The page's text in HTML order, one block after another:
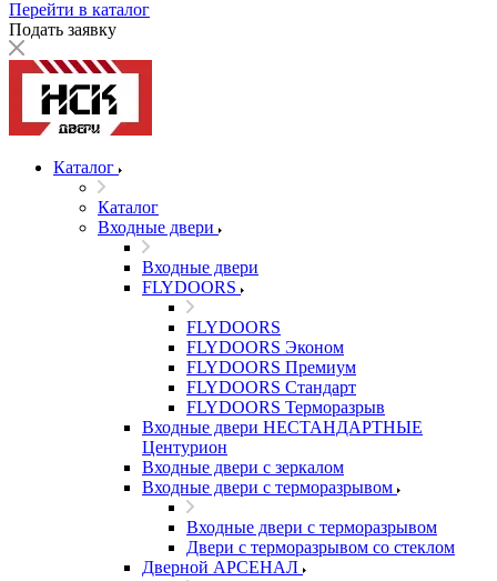
Перейти в каталог
Подать заявку
Каталог
Каталог
Входные двери
Входные двери
FLYDOORS
FLYDOORS
FLYDOORS Эконом
FLYDOORS Премиум
FLYDOORS Стандарт
FLYDOORS Терморазрыв
Входные двери НЕСТАНДАРТНЫЕ
Центурион
Входные двери с зеркалом
Входные двери с терморазрывом
Входные двери с терморазрывом
Двери с терморазрывом со стеклом
Дверной АРСЕНАЛ